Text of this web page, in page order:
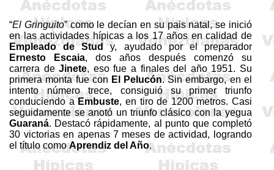
“El Gringuito” como le decían en su pais natal, se inició
en las actividades hípicas a los 17 años en calidad de
Empleado deStudy, ayudado por el preparador
Ernesto Escaia, dos años después comenzó su
carrera deJinete, eso fue a finales del año 1951. Su
primera monta fue con El Pelucón. Sin embar­go, en el
intento número trece, consiguió su primer triunfo
conduciendo aEmbuste, en tiro de 1200 me­tros. Casi
seguidamente se anotó un triunfo clásico con la yegua
Guaraná. Destacó rápidamente, al punto que completó
30 victorias en apenas 7 meses de actividad, logran­do
el título comoAprendiz del Año.